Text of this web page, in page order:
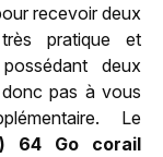
recevoir deux
pratique et
deux
pas à vous
Le
64 Go corail